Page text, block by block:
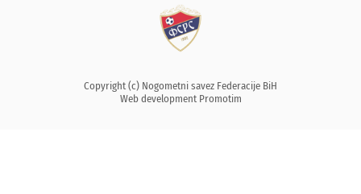
Copyright (c) Nogometni savez Federacije BiH
Web development Promotim